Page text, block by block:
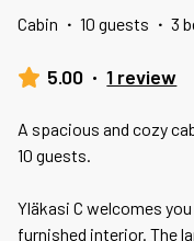
Cabin · 10 guests · 3
5.00 · 1 review
A spacious and cozy
10 guests.
Yläkasi C welcomes
furnished interior. The